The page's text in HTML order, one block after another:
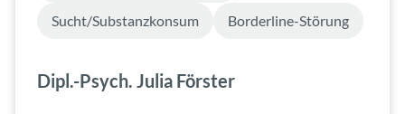
Sucht/Substanzkonsum Borderline-Störung
Dipl.-Psych. Julia Förster